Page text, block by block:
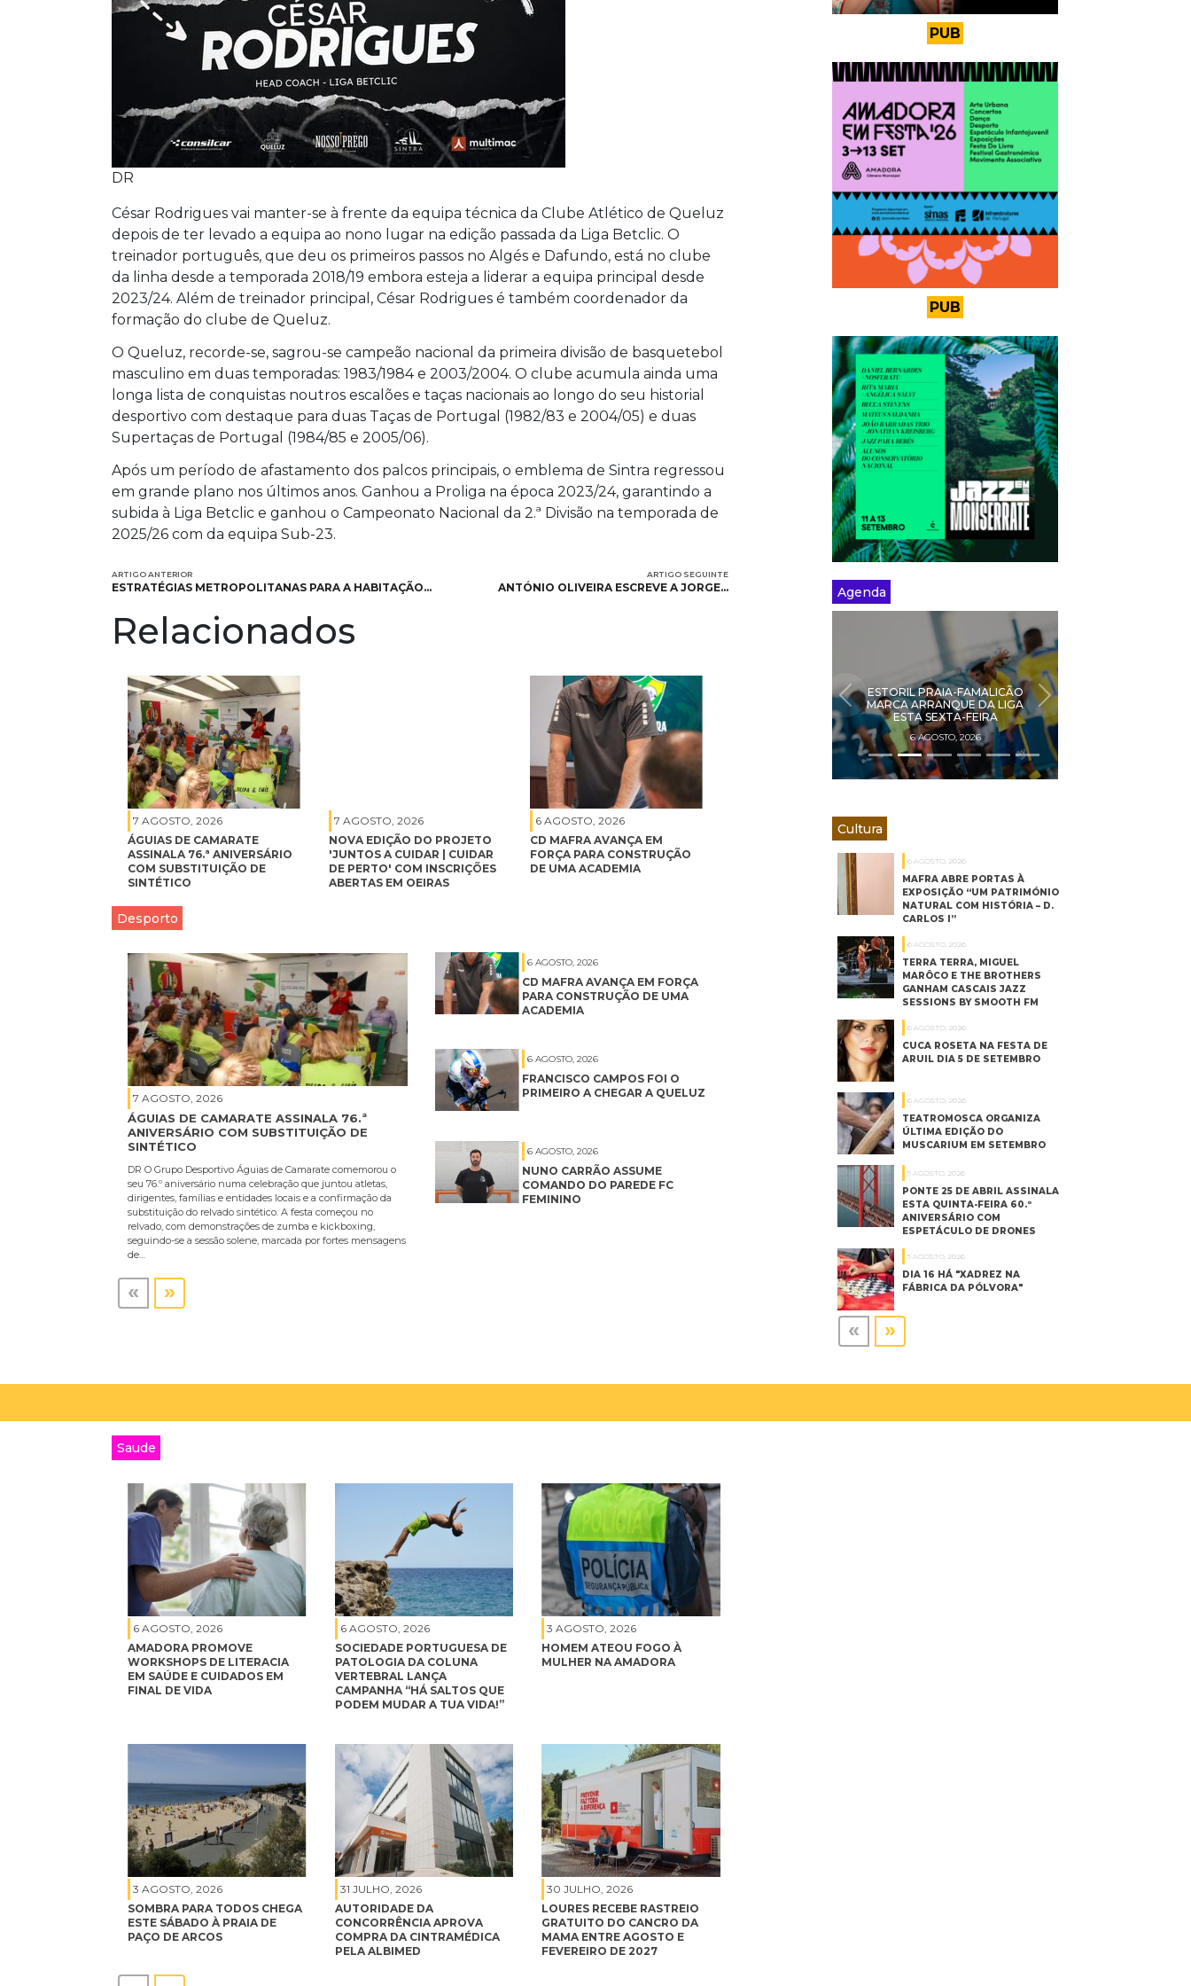
DR
César Rodrigues vai manter-se à frente da equipa técnica da Clube Atlético de Queluz
depois de ter levado a equipa ao nono lugar na edição passada da Liga Betclic. O
treinador português, que deu os primeiros passos no Algés e Dafundo, está no clube
da linha desde a temporada 2018/19 embora esteja a liderar a equipa principal desde
2023/24. Além de treinador principal, César Rodrigues é também coordenador da
formação do clube de Queluz.
O Queluz, recorde-se, sagrou-se campeão nacional da primeira divisão de basquetebol
masculino em duas temporadas: 1983/1984 e 2003/2004. O clube acumula ainda uma
longa lista de conquistas noutros escalões e taças nacionais ao longo do seu historial
desportivo com destaque para duas Taças de Portugal (1982/83 e 2004/05) e duas
Supertaças de Portugal (1984/85 e 2005/06).
Após um período de afastamento dos palcos principais, o emblema de Sintra regressou
em grande plano nos últimos anos. Ganhou a Proliga na época 2023/24, garantindo a
subida à Liga Betclic e ganhou o Campeonato Nacional da 2.ª Divisão na temporada de
2025/26 com da equipa Sub-23.
ARTIGO ANTERIOR
ESTRATÉGIAS METROPOLITANAS PARA A HABITAÇÃO…
ARTIGO SEGUINTE
ANTÓNIO OLIVEIRA ESCREVE A JORGE…
Relacionados
7 AGOSTO, 2026
ÁGUIAS DE CAMARATE
ASSINALA 76.ª ANIVERSÁRIO
COM SUBSTITUIÇÃO DE
SINTÉTICO
7 AGOSTO, 2026
NOVA EDIÇÃO DO PROJETO
'JUNTOS A CUIDAR | CUIDAR
DE PERTO' COM INSCRIÇÕES
ABERTAS EM OEIRAS
6 AGOSTO, 2026
CD MAFRA AVANÇA EM
FORÇA PARA CONSTRUÇÃO
DE UMA ACADEMIA
Desporto
7 AGOSTO, 2026
ÁGUIAS DE CAMARATE ASSINALA 76.ª
ANIVERSÁRIO COM SUBSTITUIÇÃO DE
SINTÉTICO
DR O Grupo Desportivo Águias de Camarate comemorou o
seu 76.º aniversário numa celebração que juntou atletas,
dirigentes, famílias e entidades locais e a confirmação da
substituição do relvado sintético. A festa começou no
relvado, com demonstrações de zumba e kickboxing,
seguindo-se a sessão solene, marcada por fortes mensagens
de…
6 AGOSTO, 2026
CD MAFRA AVANÇA EM FORÇA
PARA CONSTRUÇÃO DE UMA
ACADEMIA
6 AGOSTO, 2026
FRANCISCO CAMPOS FOI O
PRIMEIRO A CHEGAR A QUELUZ
6 AGOSTO, 2026
NUNO CARRÃO ASSUME
COMANDO DO PAREDE FC
FEMININO
« »
PUB
PUB
Agenda
ESTORIL PRAIA-FAMALICÃO
MARCA ARRANQUE DA LIGA
ESTA SEXTA-FEIRA
6 AGOSTO, 2026
PREVIOUS NEXT
Cultura
6 AGOSTO, 2026
MAFRA ABRE PORTAS À
EXPOSIÇÃO “UM PATRIMÓNIO
NATURAL COM HISTÓRIA – D.
CARLOS I”
6 AGOSTO, 2026
TERRA TERRA, MIGUEL
MARÔCO E THE BROTHERS
GANHAM CASCAIS JAZZ
SESSIONS BY SMOOTH FM
6 AGOSTO, 2026
CUCA ROSETA NA FESTA DE
ARUIL DIA 5 DE SETEMBRO
6 AGOSTO, 2026
TEATROMOSCA ORGANIZA
ÚLTIMA EDIÇÃO DO
MUSCARIUM EM SETEMBRO
5 AGOSTO, 2026
PONTE 25 DE ABRIL ASSINALA
ESTA QUINTA-FEIRA 60.º
ANIVERSÁRIO COM
ESPETÁCULO DE DRONES
5 AGOSTO, 2026
DIA 16 HÁ "XADREZ NA
FÁBRICA DA PÓLVORA"
« »
Saude
6 AGOSTO, 2026
AMADORA PROMOVE
WORKSHOPS DE LITERACIA
EM SAÚDE E CUIDADOS EM
FINAL DE VIDA
6 AGOSTO, 2026
SOCIEDADE PORTUGUESA DE
PATOLOGIA DA COLUNA
VERTEBRAL LANÇA
CAMPANHA “HÁ SALTOS QUE
PODEM MUDAR A TUA VIDA!”
3 AGOSTO, 2026
HOMEM ATEOU FOGO À
MULHER NA AMADORA
3 AGOSTO, 2026
SOMBRA PARA TODOS CHEGA
ESTE SÁBADO À PRAIA DE
PAÇO DE ARCOS
31 JULHO, 2026
AUTORIDADE DA
CONCORRÊNCIA APROVA
COMPRA DA CINTRAMÉDICA
PELA ALBIMED
30 JULHO, 2026
LOURES RECEBE RASTREIO
GRATUITO DO CANCRO DA
MAMA ENTRE AGOSTO E
FEVEREIRO DE 2027